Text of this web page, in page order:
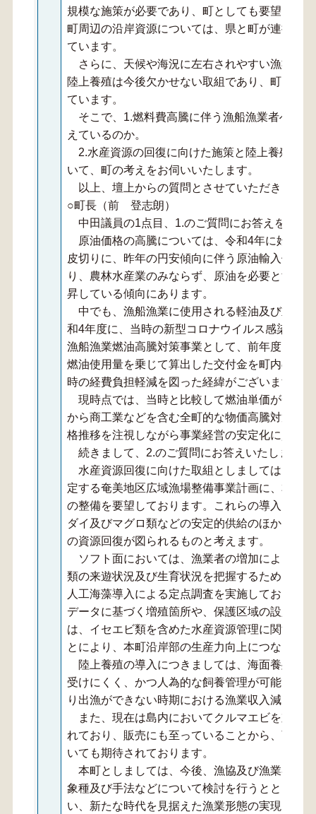
規模な施策が必要であり、町としても要望を続
町周辺の沿岸資源については、県と町が連携し
ています。
さらに、天候や海況に左右されやすい漁業者
陸上養殖は今後欠かせない取組であり、町とし
ています。
そこで、1.燃料費高騰に伴う漁船漁業者への
えているのか。
2.水産資源の回復に向けた施策と陸上養殖導
いて、町の考えをお伺いいたします。
以上、壇上からの質問とさせていただきます。
○町長（前 登志朗）
中田議員の1点目、1.のご質問にお答えをいた
原油価格の高騰については、令和4年に始まっ
皮切りに、昨年の円安傾向に伴う原油輸入価格
り、農林水産業のみならず、原油を必要とする
昇している傾向にあります。
中でも、漁船漁業に使用される軽油及び重油
和4年度に、当時の新型コロナウイルス感染症
漁船漁業燃油高騰対策事業として、前年度にお
燃油使用量を乗じて算出した交付金を町内の漁
時の経費負担軽減を図った経緯がございます。
現時点では、当時と比較して燃油単価が一定
から商工業などを含む全町的な物価高騰対策へ
格推移を注視しながら事業経営の安定化に資す
続きまして、2.のご質問にお答えいたします。
水産資源回復に向けた取組としましては、ハ
定する奄美地区広域漁場整備事業計画に、本町
の整備を要望しております。これらの導入によ
ダイ及びマグロ類などの安定的供給のほか、浅
の資源回復が図られるものと考えます。
ソフト面においては、漁業者の増加によって
類の来遊状況及び生育状況を把握するため、沖
人工海藻導入による定点調査を実施しておりま
データに基づく増殖箇所や、保護区域の設定を
は、イセエビ類を含めた水産資源管理に関する
とにより、本町沿岸部の生産力向上につなげて
陸上養殖の導入につきましては、海面養殖と
受けにくく、かつ人為的な飼養管理が可能であ
り出漁ができない時期における漁業収入減にな
また、現在は島内においてクルマエビを対象
れており、販売にも至っていることから、商業
いても期待されております。
本町としましては、今後、漁協及び漁業者と
象種及び手法などについて検討を行うとともに
い、新たな時代を見据えた漁業形態の実現に向